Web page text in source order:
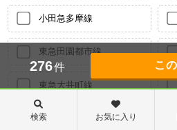
小田急多摩線
東急田園都市線
東急大井町線
東急世田谷線
276件
検索 お気に入り